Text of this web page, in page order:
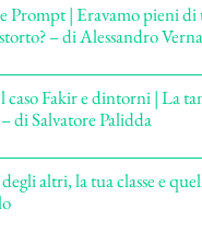
Prompt | Eravamo pieni di
– di Alessandro Verna
caso Fakir e dintorni | La
di Salvatore Palidda
degli altri, la tua classe e